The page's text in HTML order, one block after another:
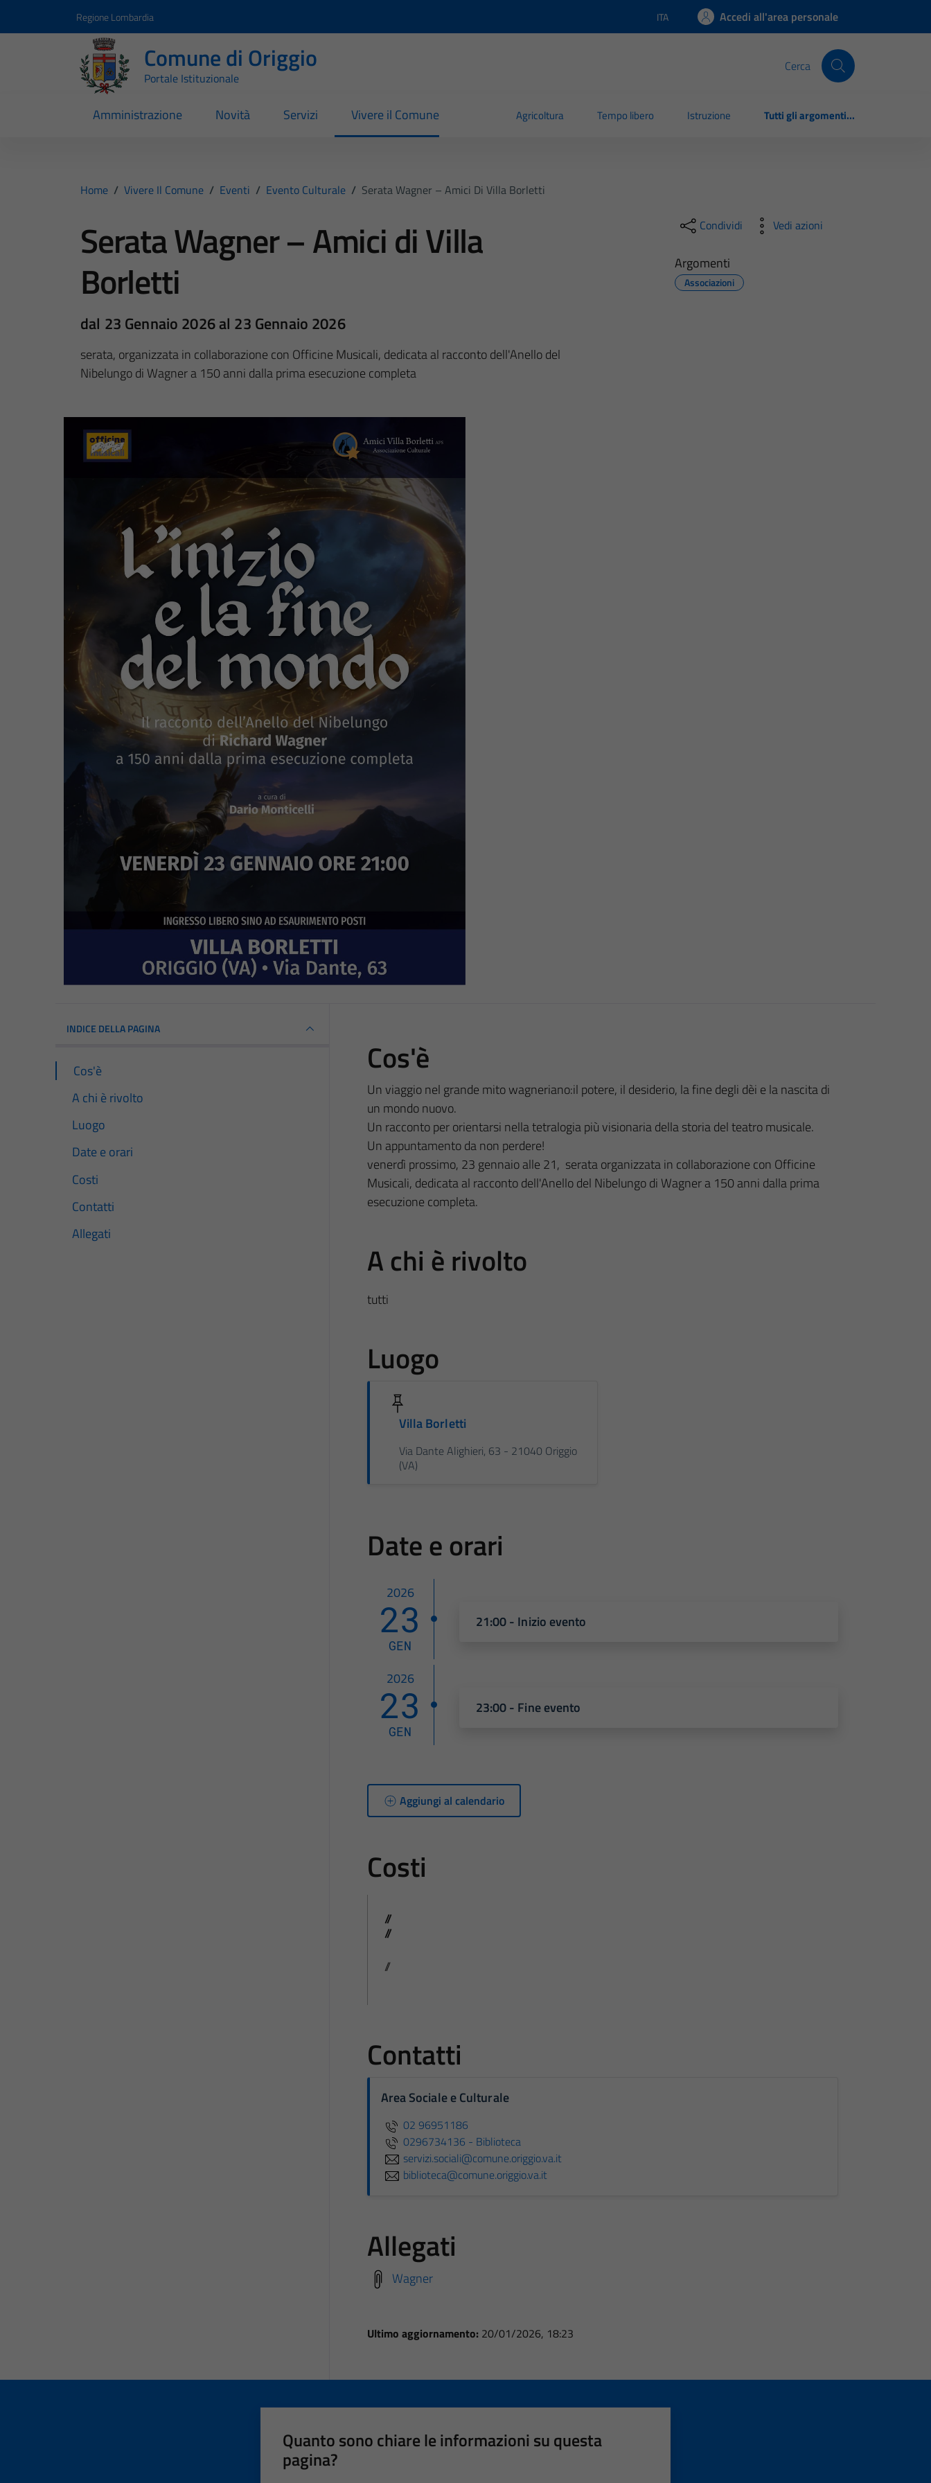
Regione Lombardia Lingua attiva:
ITA Accedi all'area personale
Comune di Origgio
Portale Istituzionale
Cerca
Amministrazione Novità Servizi Vivere il Comune Agricoltura Tempo libero Istruzione Tutti gli argomenti...
Home / Vivere Il Comune / Eventi / Evento Culturale / Serata Wagner – Amici Di Villa Borletti
Serata Wagner – Amici di Villa
Borletti
dal 23 Gennaio 2026 al 23 Gennaio 2026
serata, organizzata in collaborazione con Officine Musicali, dedicata al racconto dell'Anello del
Nibelungo di Wagner a 150 anni dalla prima esecuzione completa
Condividi Vedi azioni
Argomenti
Associazioni
INDICE DELLA PAGINA
Cos'è
A chi è rivolto
Luogo
Date e orari
Costi
Contatti
Allegati
Cos'è
Un viaggio nel grande mito wagneriano:il potere, il desiderio, la fine degli dèi e la nascita di
un mondo nuovo.
Un racconto per orientarsi nella tetralogia più visionaria della storia del teatro musicale.
Un appuntamento da non perdere!
venerdì prossimo, 23 gennaio alle 21, serata organizzata in collaborazione con Officine
Musicali, dedicata al racconto dell'Anello del Nibelungo di Wagner a 150 anni dalla prima
esecuzione completa.
A chi è rivolto
tutti
Luogo
Villa Borletti
Via Dante Alighieri, 63 - 21040 Origgio
(VA)
Date e orari
2026
23
GEN
21:00 - Inizio evento
2026
23
GEN
23:00 - Fine evento
Aggiungi al calendario
Costi
//
//
//
Contatti
Area Sociale e Culturale
02 96951186
0296734136 - Biblioteca
servizi.sociali@comune.origgio.va.it
biblioteca@comune.origgio.va.it
Allegati
Wagner
Ultimo aggiornamento: 20/01/2026, 18:23
Quanto sono chiare le informazioni su questa
pagina?